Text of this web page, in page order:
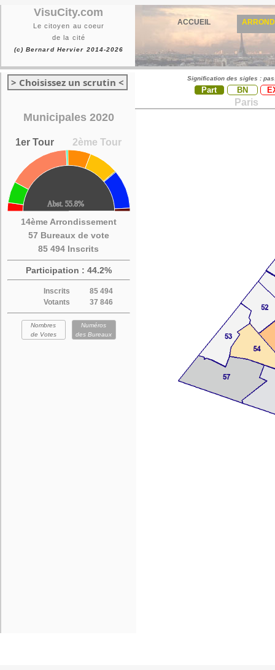
VisuCity.com
Le citoyen au coeur
de la cité
(c) Bernard Hervier 2014-2026
ACCUEIL
> Choisissez un scrutin <
Municipales 2020
1er Tour 2ème Tour
14ème Arrondissement
57 Bureaux de vote
85 494 Inscrits
Participation : 44.2%
Inscrits
85 494
Votants
37 846
Nombres
de Votes
Numéros
des Bureaux
Signification des sigles :
Part BN
Paris